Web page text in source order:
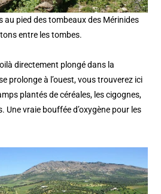
au pied des tombeaux des Mérinides
entre les tombes.
directement plongé dans la
prolonge à l’ouest, vous trouverez ici
plantés de céréales, les cigognes,
Une vraie bouffée d’oxygène pour les